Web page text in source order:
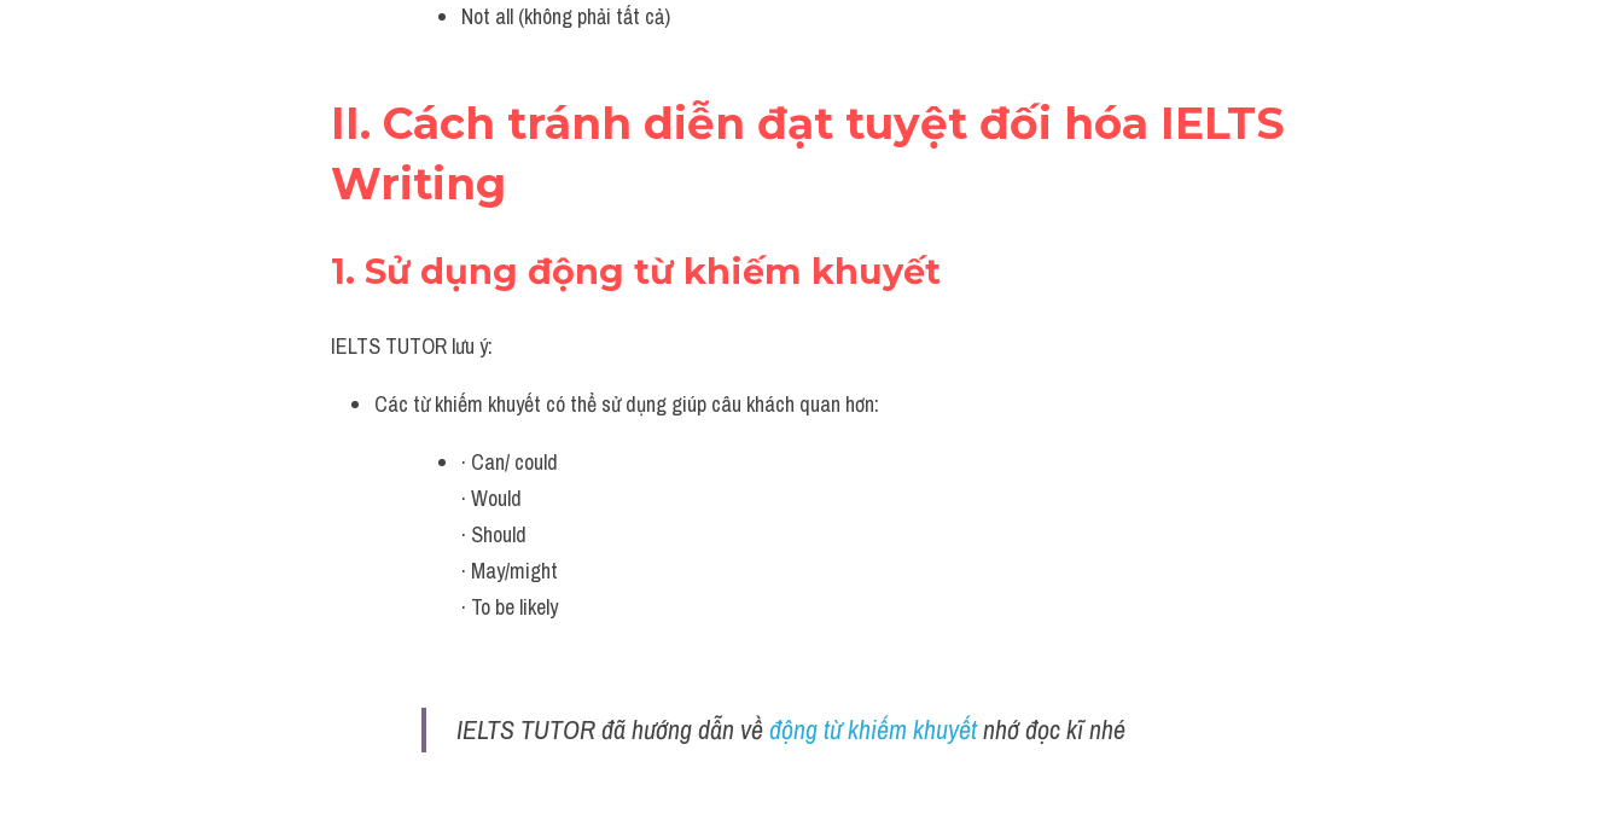
Not all (không phải tất cả)
II. Cách tránh diễn đạt tuyệt đối hóa IELTS
Writing
1. Sử dụng động từ khiếm khuyết
IELTS TUTOR lưu ý:
Các từ khiếm khuyết có thể sử dụng giúp câu khách quan hơn:
· Can/ could
· Would
· Should
· May/might
· To be likely
IELTS TUTOR đã hướng dẫn về động từ khiếm khuyết nhớ đọc kĩ nhé